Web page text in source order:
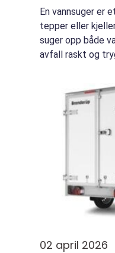
En vannsuger er
tepper eller
suger opp både
avfall raskt og
beholder og ofte
02 april 2026